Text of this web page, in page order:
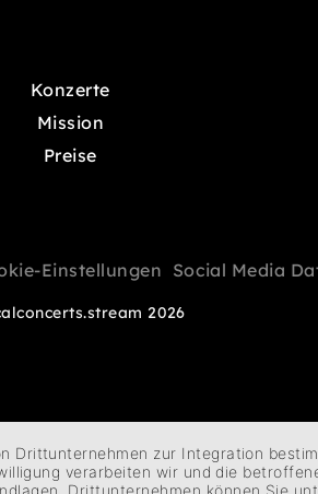
Konzerte
Mission
Preise
Einstellungen Social Media
2026
Drittunternehmen zur Integration
verarbeiten wir und die
Drittunternehmen können Sie